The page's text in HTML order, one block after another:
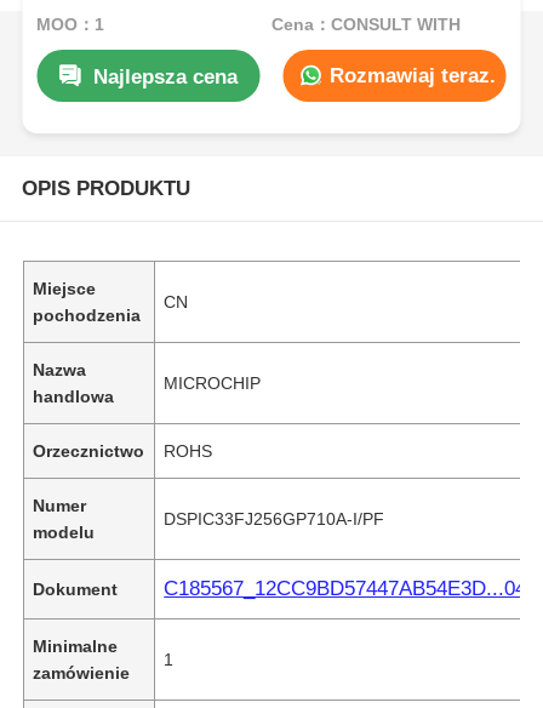
SRAM z zaawansowanymi procesorami
MOQ：1 Cena：CONSULT WITH
Najlepsza cena Rozmawiaj teraz.
OPIS PRODUKTU
Miejsce
pochodzenia
CN
Nazwa
handlowa
MICROCHIP
Orzecznictwo ROHS
Numer
modelu
DSPIC33FJ256GP710A-I/PF
Dokument
Minimalne
zamówienie
1